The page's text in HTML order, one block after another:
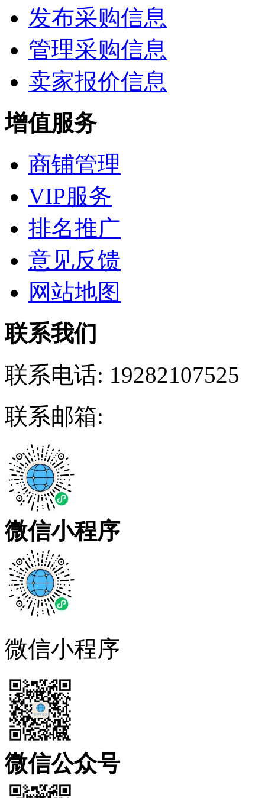
发布采购信息
管理采购信息
卖家报价信息
增值服务
商铺管理
VIP服务
排名推广
意见反馈
网站地图
联系我们
联系电话: 19282107525
联系邮箱:
微信小程序
微信小程序
微信公众号